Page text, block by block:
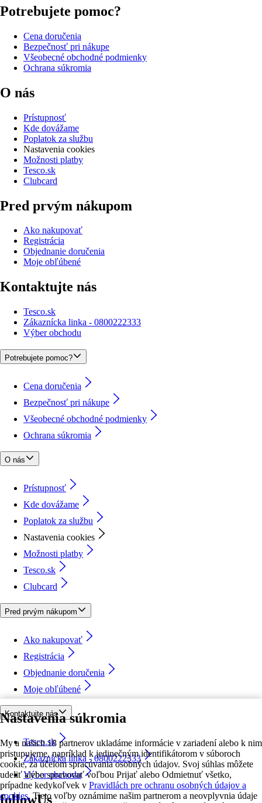
Nastavenia súkromia
My a našich 18 partnerov ukladáme informácie v zariadení alebo k nim
pristupujeme, napríklad k jedinečným identifikátorom v súboroch
cookie, za účelom spracúvania osobných údajov. Svoj súhlas môžete
udeliť alebo spravovať voľbou Prijať alebo Odmietnuť všetko,
prípadne kedykoľvek v Pravidlách pre ochranu osobných údajov a
cookies. Tieto voľby oznámime našim partnerom a neovplyvnia údaje
Potrebujete pomoc?
Cena doručenia
Bezpečnosť pri nákupe
Všeobecné obchodné podmienky
Ochrana súkromia
O nás
Prístupnosť
Kde dovážame
Poplatok za službu
Nastavenia cookies
Možnosti platby
Tesco.sk
Clubcard
Pred prvým nákupom
Ako nakupovať
Registrácia
Objednanie doručenia
Moje obľúbené
Kontaktujte nás
Tesco.sk
Zákaznícka linka - 0800222333
Výber obchodu
Potrebujete pomoc?
Cena doručenia
Bezpečnosť pri nákupe
Všeobecné obchodné podmienky
Ochrana súkromia
O nás
Prístupnosť
Kde dovážame
Poplatok za službu
Nastavenia cookies
Možnosti platby
Tesco.sk
Clubcard
Pred prvým nákupom
Ako nakupovať
Registrácia
Objednanie doručenia
Moje obľúbené
Kontaktujte nás
Tesco.sk
Zákaznícka linka - 0800222333
Výber obchodu
followUs